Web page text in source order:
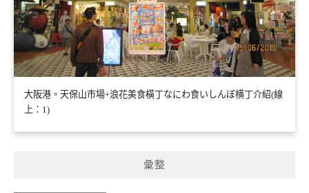
大阪港。天保山市場+浪花美食橫丁なにわ食いしんぼ横丁介紹(線
上：1)
彙整